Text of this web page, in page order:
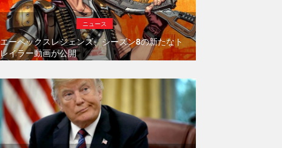
ニュース
エーペックスレジェンズ、シーズン8の新たなト
レイラー動画が公開